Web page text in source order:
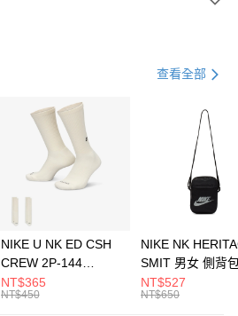
21家銀行
第一商業銀行
彰化商業銀行
查看全部
NIKE U NK ED CSH
CREW 2P-144
EMBRDY 男女 短統襪
FZ3073133
NT$365
NT$450
NIKE NK
SMIT 男女 側背
BA5871010
NT$527
NT$650